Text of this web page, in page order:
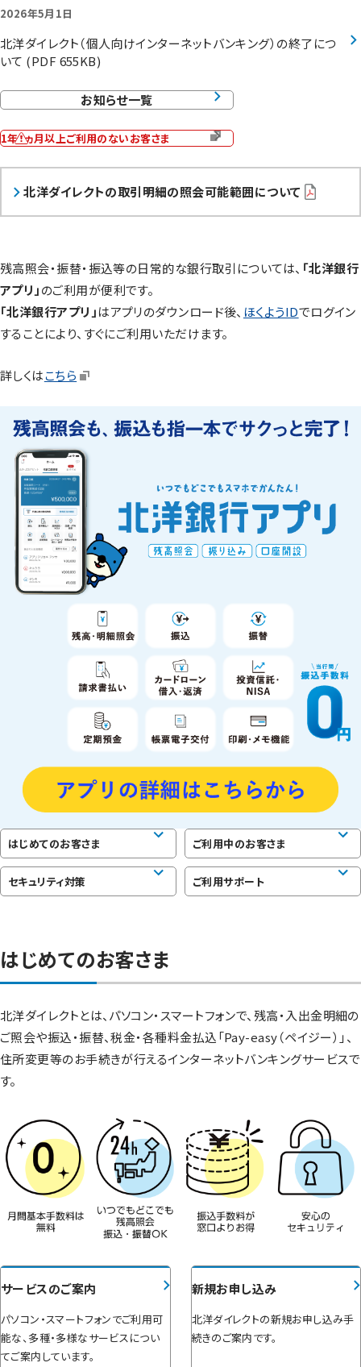
2026年5月1日
北洋ダイレクト（個人向けインターネットバンキング）の終了につ
いて (PDF 655KB)
お知らせ一覧
1年1ヵ月以上ご利用のないお客さま
北洋ダイレクトの取引明細の照会可能範囲について
残高照会・振替・振込等の日常的な銀行取引については、 「北洋銀行
アプリ」のご利用が便利です。
「北洋銀行アプリ」はアプリのダウンロード後、 ほくようIDでログイン
することにより、すぐにご利用いただけます。
詳しくはこちら
はじめてのお客さま ご利用中のお客さま
セキュリティ対策 ご利用サポート
はじめてのお客さま
北洋ダイレクトとは、パソコン・スマートフォンで、残高・入出金明細の
ご照会や振込・振替、税金・各種料金払込「Pay-easy（ペイジー）」、
住所変更等のお手続きが行えるインターネットバンキングサービスで
す。
サービスのご案内
パソコン・スマートフォンでご利用可
能な、多種・多様なサービスについ
てご案内しています。
新規お申し込み
北洋ダイレクトの新規お申し込み手
続きのご案内です。